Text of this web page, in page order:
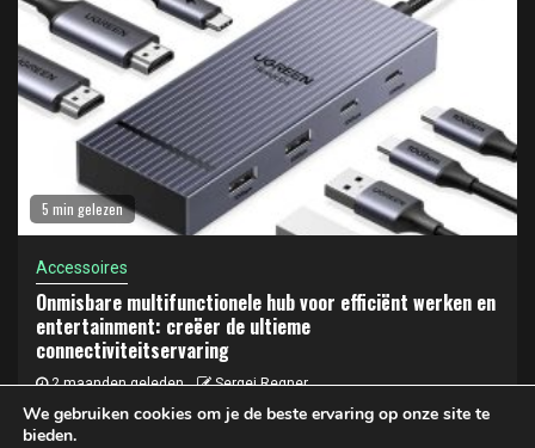
5 min gelezen
Accessoires
Onmisbare multifunctionele hub voor efficiënt werken en
entertainment: creëer de ultieme
connectiviteitservaring
2 maanden geleden Sergej Regner
We gebruiken cookies om je de beste ervaring op onze site te
bieden.